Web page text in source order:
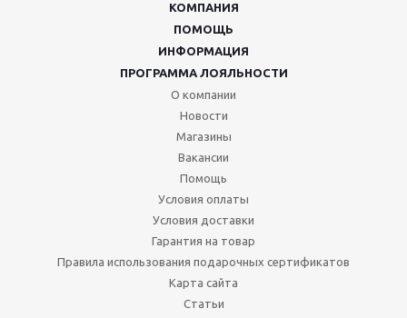
КОМПАНИЯ
ПОМОЩЬ
ИНФОРМАЦИЯ
ПРОГРАММА ЛОЯЛЬНОСТИ
О компании
Новости
Магазины
Вакансии
Помощь
Условия оплаты
Условия доставки
Гарантия на товар
Правила использования подарочных сертификатов
Карта сайта
Статьи